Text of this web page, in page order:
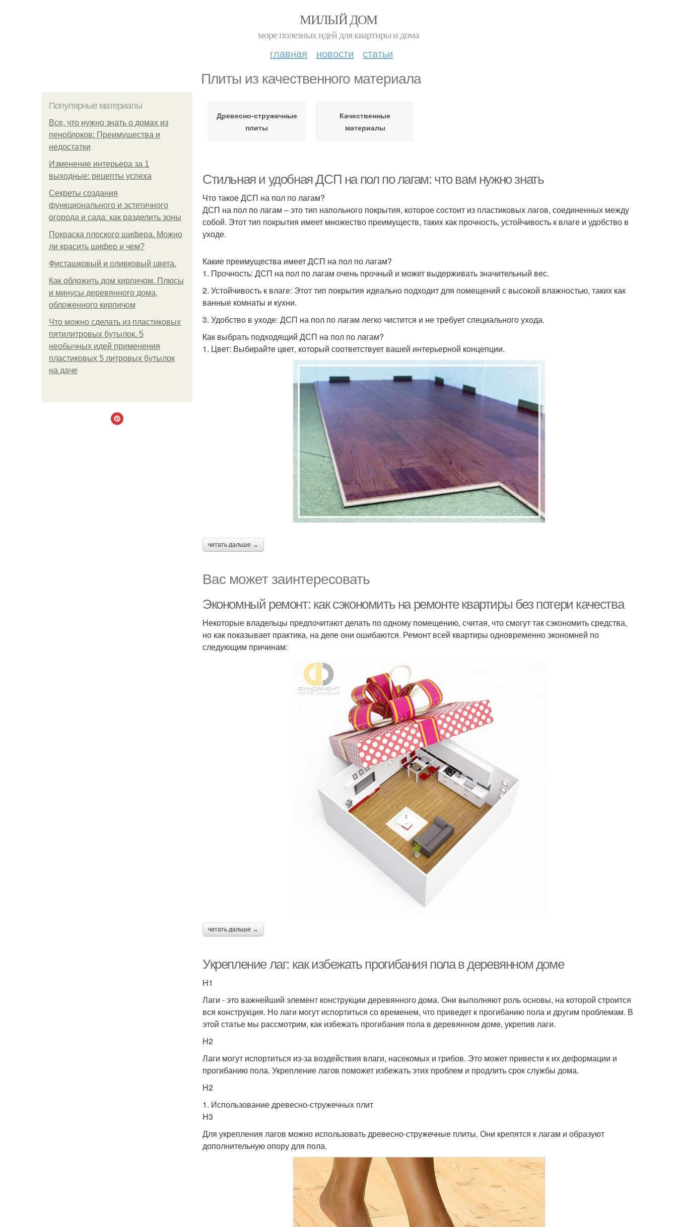
МИЛЫЙ ДОМ
море полезных идей для квартиры и дома
главная новости статьи
Плиты из качественного материала
Популярные материалы
Все, что нужно знать о домах из
пеноблоков: Преимущества и
недостатки
Изменение интерьера за 1
выходные: рецепты успеха
Секреты создания
функционального и эстетичного
огорода и сада: как разделить зоны
Покраска плоского шифера. Можно
ли красить шифер и чем?
Фисташковый и оливковый цвета.
Как обложить дом кирпичом. Плюсы
и минусы деревянного дома,
обложенного кирпичом
Что можно сделать из пластиковых
пятилитровых бутылок. 5
необычных идей применения
пластиковых 5 литровых бутылок
на даче
Древесно-стружечные
плиты
Качественные
материалы
Стильная и удобная ДСП на пол по лагам: что вам нужно знать
Что такое ДСП на пол по лагам?
ДСП на пол по лагам – это тип напольного покрытия, которое состоит из пластиковых лагов, соединенных между
собой. Этот тип покрытия имеет множество преимуществ, таких как прочность, устойчивость к влаге и удобство в
уходе.
Какие преимущества имеет ДСП на пол по лагам?
1. Прочность: ДСП на пол по лагам очень прочный и может выдерживать значительный вес.
2. Устойчивость к влаге: Этот тип покрытия идеально подходит для помещений с высокой влажностью, таких как
ванные комнаты и кухни.
3. Удобство в уходе: ДСП на пол по лагам легко чистится и не требует специального ухода.
Как выбрать подходящий ДСП на пол по лагам?
1. Цвет: Выбирайте цвет, который соответствует вашей интерьерной концепции.
читать дальше →
Вас может заинтересовать
Экономный ремонт: как сэкономить на ремонте квартиры без потери качества
Некоторые владельцы предпочитают делать по одному помещению, считая, что смогут так сэкономить средства,
но как показывает практика, на деле они ошибаются. Ремонт всей квартиры одновременно экономней по
следующим причинам:
читать дальше →
Укрепление лаг: как избежать прогибания пола в деревянном доме
H1
Лаги - это важнейший элемент конструкции деревянного дома. Они выполняют роль основы, на которой строится
вся конструкция. Но лаги могут испортиться со временем, что приведет к прогибанию пола и другим проблемам. В
этой статье мы рассмотрим, как избежать прогибания пола в деревянном доме, укрепив лаги.
H2
Лаги могут испортиться из-за воздействия влаги, насекомых и грибов. Это может привести к их деформации и
прогибанию пола. Укрепление лагов поможет избежать этих проблем и продлить срок службы дома.
H2
1. Использование древесно-стружечных плит
H3
Для укрепления лагов можно использовать древесно-стружечные плиты. Они крепятся к лагам и образуют
дополнительную опору для пола.